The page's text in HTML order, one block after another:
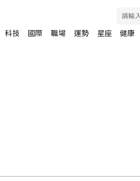
科技 國際 職場 運勢 星座 健康